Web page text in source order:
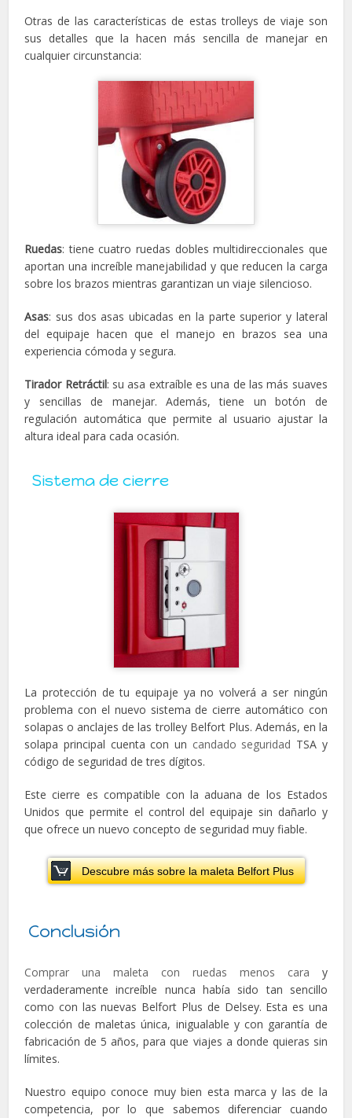
Otras de las características de estas trolleys de viaje son
sus detalles que la hacen más sencilla de manejar en
cualquier circunstancia:
Ruedas: tiene cuatro ruedas dobles multidireccionales que
aportan una increíble manejabilidad y que reducen la carga
sobre los brazos mientras garantizan un viaje silencioso.
Asas: sus dos asas ubicadas en la parte superior y lateral
del equipaje hacen que el manejo en brazos sea una
experiencia cómoda y segura.
Tirador Retráctil: su asa extraíble es una de las más suaves
y sencillas de manejar. Además, tiene un botón de
regulación automática que permite al usuario ajustar la
altura ideal para cada ocasión.
Sistema de cierre
La protección de tu equipaje ya no volverá a ser ningún
problema con el nuevo sistema de cierre automático con
solapas o anclajes de las trolley Belfort Plus. Además, en la
solapa principal cuenta con un candado seguridad TSA y
código de seguridad de tres dígitos.
Este cierre es compatible con la aduana de los Estados
Unidos que permite el control del equipaje sin dañarlo y
que ofrece un nuevo concepto de seguridad muy fiable.
Descubre más sobre la maleta Belfort Plus
Conclusión
Comprar una maleta con ruedas menos cara y
verdaderamente increíble nunca había sido tan sencillo
como con las nuevas Belfort Plus de Delsey. Esta es una
colección de maletas única, inigualable y con garantía de
fabricación de 5 años, para que viajes a donde quieras sin
límites.
Nuestro equipo conoce muy bien esta marca y las de la
competencia, por lo que sabemos diferenciar cuando